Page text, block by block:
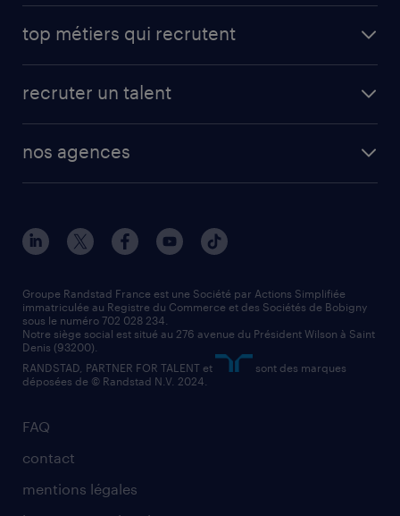
top métiers qui recrutent
recruter un talent
nos agences
FAQ
contact
mentions légales
Groupe Randstad France est une Société par Actions Simplifiée
immatriculée au Registre du Commerce et des Sociétés de Bobigny
sous le numéro 702 028 234.
Notre siège social est situé au 276 avenue du Président Wilson à Saint
Denis (93200).
RANDSTAD, PARTNER FOR TALENT et
sont des marques
déposées de © Randstad N.V. 2024.